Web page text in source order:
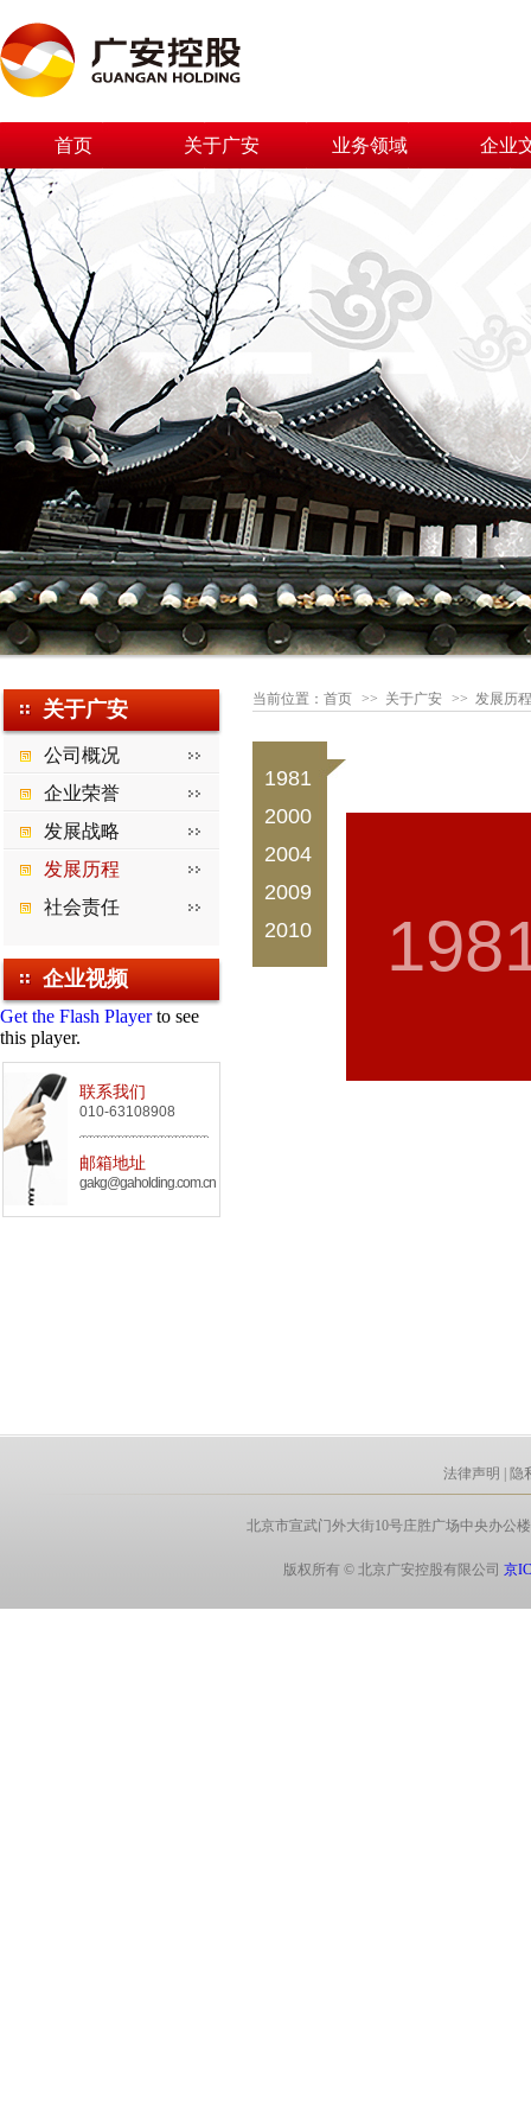
首页 关于广安 业务领域 企业
关于广安
公司概况
企业荣誉
发展战略
发展历程
社会责任
企业视频
Get the Flash Playerto see
this player.
联系我们
010-63108908
邮箱地址
gakg@gaholding.com.cn
当前位置： 首页 >> 关于广安 >> 发展历程
1981
2000
2004
2009
2010
法律声明 隐
北京市宣武门外大街10号庄胜广场中央办公
版权所有 © 北京广安控股有限公司京